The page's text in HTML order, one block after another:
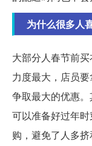
为什么很多人
大部分人春节前
力度最大，店员
争取最大的优惠
可以准备好过年
购，避免了人多